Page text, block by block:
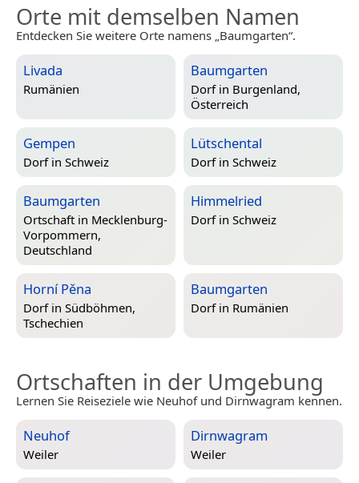
Orte mit demselben Namen
Entdecken Sie weitere Orte namens „Baumgarten“.
Livada
Rumänien
Baumgarten
Dorf in Burgenland,
Österreich
Gempen
Dorf in Schweiz
Lütschental
Dorf in Schweiz
Baumgarten
Ortschaft in Mecklenburg-
Vorpommern,
Deutschland
Himmelried
Dorf in Schweiz
Horní Pěna
Dorf in Südböhmen,
Tschechien
Baumgarten
Dorf in Rumänien
Ortschaften in der Umgebung
Lernen Sie Reiseziele wie Neuhof und Dirnwagram kennen.
Neuhof
Weiler
Dirnwagram
Weiler